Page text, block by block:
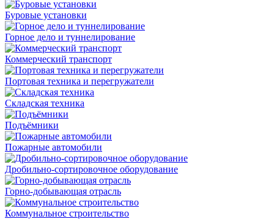
Буровые установки
Горное дело и туннелирование
Коммерческий транспорт
Портовая техника и перегружатели
Складская техника
Подъёмники
Пожарные автомобили
Дробильно-сортировочное оборудование
Горно-добывающая отрасль
Коммунальное строительство